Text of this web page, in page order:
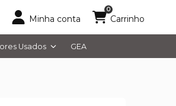
Minha conta
0
Carrinho
Usados GEA